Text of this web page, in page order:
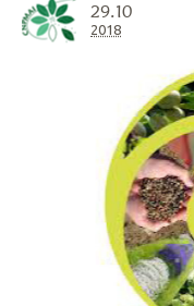
29.10
2018